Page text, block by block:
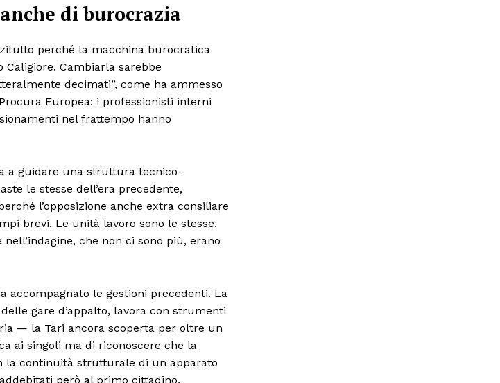
di burocrazia
perché la macchina burocratica
Cambiarla sarebbe
decimati”, come ha ammesso
Europea: i professionisti interni
nel frattempo hanno
a guidare una struttura tecnico-
le stesse dell’era precedente,
l’opposizione anche extra consiliare
brevi. Le unità lavoro sono le stesse.
che non ci sono più, erano
accompagnato le gestioni precedenti. La
gare d’appalto, lavora con strumenti
— la Tari ancora scoperta per oltre un
ai singoli ma di riconoscere che la
la continuità strutturale di un apparato
però al primo cittadino,